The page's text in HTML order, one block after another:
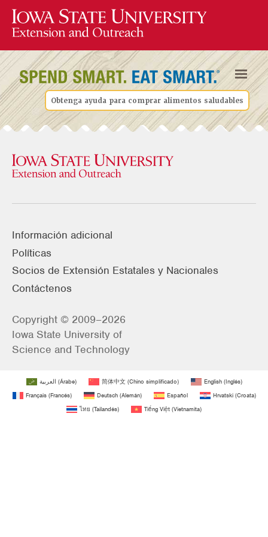
Obtenga ayuda para comprar alimentos saludables
Información adicional
Políticas
Socios de Extensión Estatales y Nacionales
Contáctenos
Copyright © 2009–2026
Iowa State University of
Science and Technology
العربية (Árabe) 简体中文(Chino simplificado) English(Inglés)
Français(Francés) Deutsch(Alemán) Español Hrvatski(Croata)
ไทย (Tailandés) Tiếng Việt (Vietnamita)